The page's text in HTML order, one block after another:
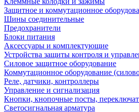
Защитное и коммутационное
Шины соединительные
Предохранители
Блоки питания
Аксессуары и комплектующие
Устройства защиты контроля и
Силовое защитное оборудование
Коммутационное оборудование
Реле, датчики, контроллеры
Управление и сигнализация
Кнопки, кнопочные посты,
Светосигнальная арматура